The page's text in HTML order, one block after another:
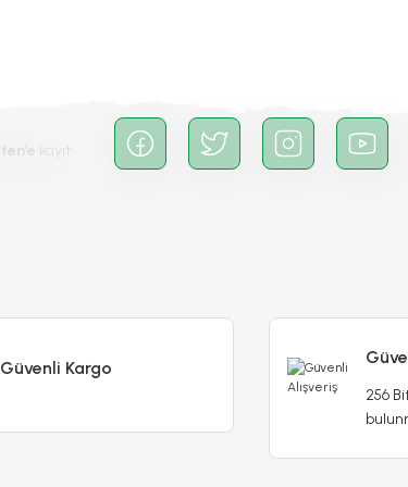
Güvenli Kargo
256